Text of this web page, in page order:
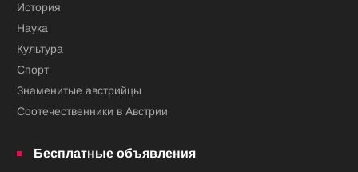
История
Наука
Культура
Спорт
Знаменитые австрийцы
Соотечественники в Австрии
Бесплатные объявления